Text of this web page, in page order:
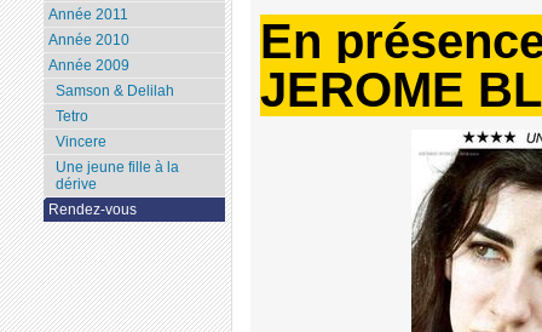
En
JEROME
Année 2011
Année 2010
Année 2009
Samson & Delilah
Tetro
Vincere
Une jeune fille à la
dérive
Rendez-vous